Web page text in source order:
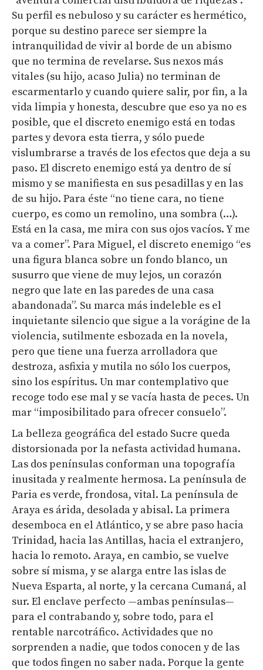
Su perfil es nebuloso y su carácter es hermético,
porque su destino parece ser siempre la
intranquilidad de vivir al borde de un abismo
que no termina de revelarse. Sus nexos más
vitales (su hijo, acaso Julia) no terminan de
escarmentarlo y cuando quiere salir, por fin, a la
vida limpia y honesta, descubre que eso ya no es
posible, que el discreto enemigo está en todas
partes y devora esta tierra, y sólo puede
vislumbrarse a través de los efectos que deja a su
paso. El discreto enemigo está ya dentro de sí
mismo y se manifiesta en sus pesadillas y en las
de su hijo. Para éste “no tiene cara, no tiene
cuerpo, es como un remolino, una sombra (…).
Está en la casa, me mira con sus ojos vacíos. Y me
va a comer”. Para Miguel, el discreto enemigo “es
una figura blanca sobre un fondo blanco, un
susurro que viene de muy lejos, un corazón
negro que late en las paredes de una casa
abandonada”. Su marca más indeleble es el
inquietante silencio que sigue a la vorágine de la
violencia, sutilmente esbozada en la novela,
pero que tiene una fuerza arrolladora que
destroza, asfixia y mutila no sólo los cuerpos,
sino los espíritus. Un mar contemplativo que
recoge todo ese mal y se vacía hasta de peces. Un
mar “imposibilitado para ofrecer consuelo”.
La belleza geográfica del estado Sucre queda
distorsionada por la nefasta actividad humana.
Las dos penínsulas conforman una topografía
inusitada y realmente hermosa. La península de
Paria es verde, frondosa, vital. La península de
Araya es árida, desolada y abisal. La primera
desemboca en el Atlántico, y se abre paso hacia
Trinidad, hacia las Antillas, hacia el extranjero,
hacia lo remoto. Araya, en cambio, se vuelve
sobre sí misma, y se alarga entre las islas de
Nueva Esparta, al norte, y la cercana Cumaná, al
sur. El enclave perfecto —ambas penínsulas—
para el contrabando y, sobre todo, para el
rentable narcotráfico. Actividades que no
sorprenden a nadie, que todos conocen y de las
que todos fingen no saber nada. Porque la gente